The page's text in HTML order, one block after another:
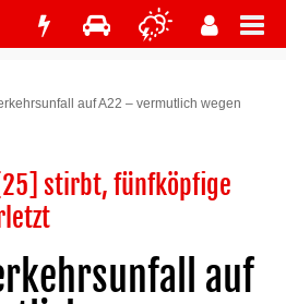
auf A22 – vermutlich wegen
stirbt, fünfköpfige
auf